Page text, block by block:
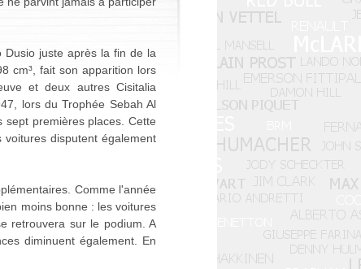
juste après la fin de la
cm³, fait son apparition lors
et deux autres Cisitalia
lors du Trophée Sebah Al
premières places. Cette
disputent également
Comme l'année
moins bonne : les voitures
retrouvera sur le podium. A
diminuent également. En